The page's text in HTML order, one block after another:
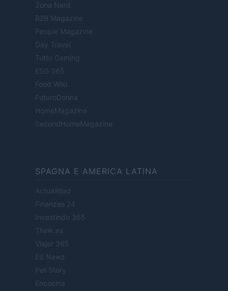
Zona Nerd
B2B Magazine
People Magazine
Day Travel
Tutto Gaming
ESG 365
Food Wiki
FuturoDonna
HomeMagazine
SecondHomeMagazine
SPAGNA E AMERICA LATINA
Actualidad
Finanzas 24
Investindo 365
Think.es
Viajar 365
ES Newz
Pet Story
Encocina